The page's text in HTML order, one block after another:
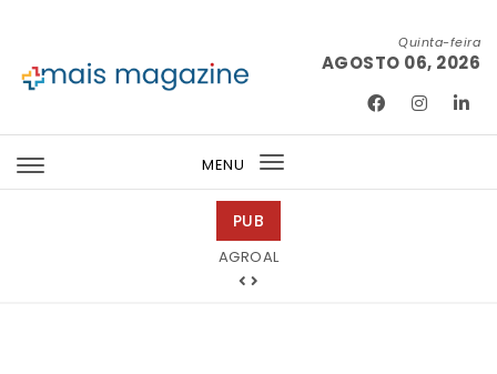
Quinta-feira
AGOSTO 06, 2026
MENU
Toggle
PUB
AGROAL
Abreu Advogados